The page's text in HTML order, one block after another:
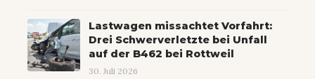
Lastwagen missachtet Vorfahrt:
Drei Schwerverletzte bei Unfall
auf der B462 bei Rottweil
30. Juli 2026